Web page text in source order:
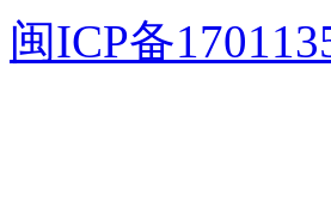
闽ICP备